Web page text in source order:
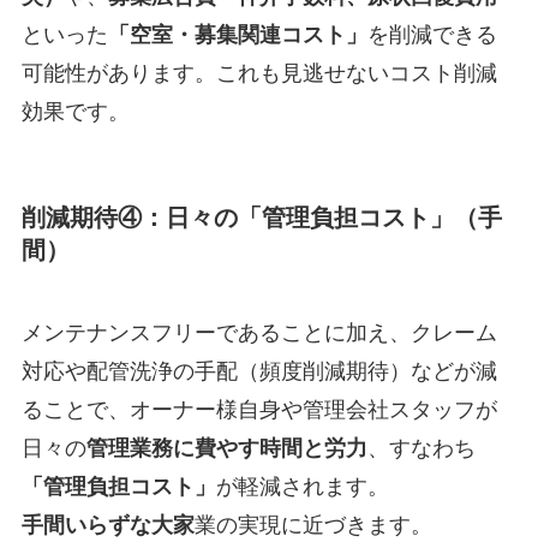
といった 「空室・募集関連コスト」 を削減できる
可能性があります。これも見逃せないコスト削減
効果です。
削減期待④：日々の「管理負担コスト」（手
間）
メンテナンスフリーであることに加え、クレーム
対応や配管洗浄の手配（頻度削減期待）などが減
ることで、オーナー様自身や管理会社スタッフが
日々の管理業務に費やす時間と労力 、すなわち
「管理負担コスト」 が軽減されます。
手間いらずな大家業の実現に近づきます。